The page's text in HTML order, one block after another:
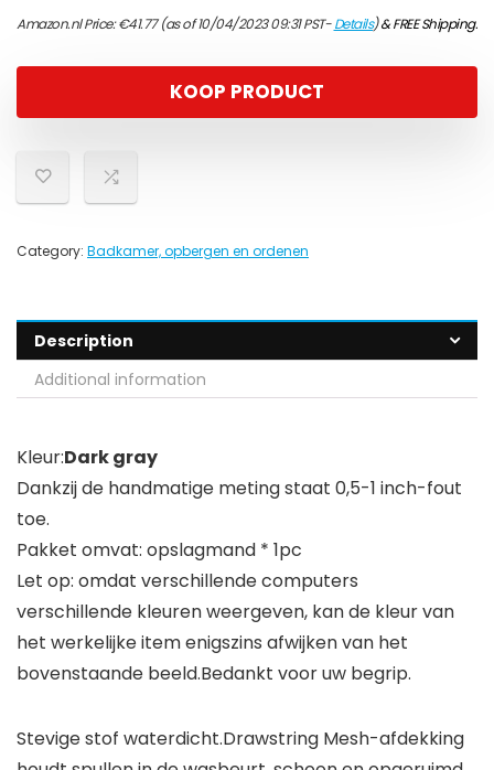
Amazon.nl Price:€41.77(as of 10/04/2023 09:31 PST-Details)&FREE Shipping.
KOOP PRODUCT
Category: Badkamer, opbergen en ordenen
Description
Additional information
Kleur:Dark gray
Dankzij de handmatige meting staat 0,5-1 inch-fout
toe.
Pakket omvat: opslagmand * 1pc
Let op: omdat verschillende computers
verschillende kleuren weergeven, kan de kleur van
het werkelijke item enigszins afwijken van het
bovenstaande beeld.Bedankt voor uw begrip.
Stevige stof waterdicht.Drawstring Mesh-afdekking